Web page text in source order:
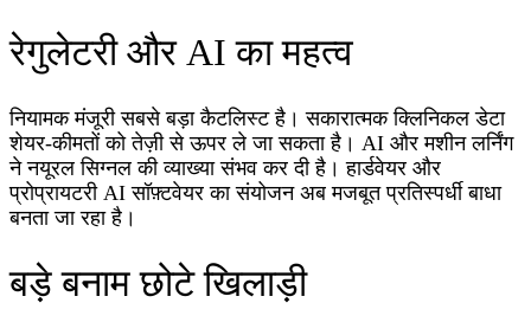
रेगुलेटरी और AI का महत्व
नियामक मंजूरी सबसे बड़ा कैटलिस्ट है। सकारात्मक क्लिनिकल डेटा
शेयर-कीमतों को तेज़ी से ऊपर ले जा सकता है। AI और मशीन लर्निंग
ने नयूरल सिग्नल की व्याख्या संभव कर दी है। हार्डवेयर और
प्रोप्रायटरी AI सॉफ़्टवेयर का संयोजन अब मजबूत प्रतिस्पर्धी बाधा
बनता जा रहा है।
बड़े बनाम छोटे खिलाड़ी